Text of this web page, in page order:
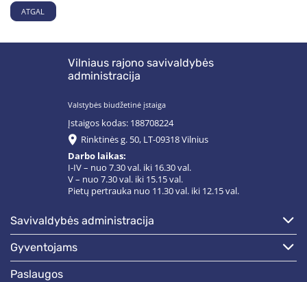
ATGAL
Vilniaus rajono savivaldybės
administracija
Valstybės biudžetinė įstaiga
Įstaigos kodas: 188708224
Rinktinės g. 50, LT-09318 Vilnius
Darbo laikas:
I-IV – nuo 7.30 val. iki 16.30 val.
V – nuo 7.30 val. iki 15.15 val.
Pietų pertrauka nuo 11.30 val. iki 12.15 val.
savivaldybės administracija
gyventojams
paslaugos